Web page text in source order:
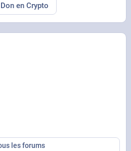
les forums
Don en Crypto